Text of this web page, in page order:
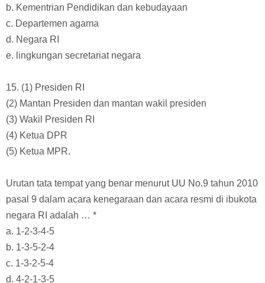
b. Kementrian Pendidikan dan kebudayaan
c. Departemen agama
d. Negara RI
e. lingkungan secretariat negara
15. (1) Presiden RI
(2) Mantan Presiden dan mantan wakil presiden
(3) Wakil Presiden RI
(4) Ketua DPR
(5) Ketua MPR.
Urutan tata tempat yang benar menurut UU No.9 tahun 2010
pasal 9 dalam acara kenegaraan dan acara resmi di ibukota
negara RI adalah … *
a. 1-2-3-4-5
b. 1-3-5-2-4
c. 1-3-2-5-4
d. 4-2-1-3-5